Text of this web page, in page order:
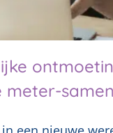
meter-